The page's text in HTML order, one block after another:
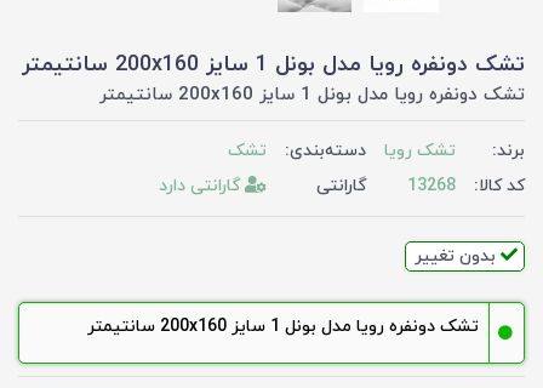
تشک دونفره رویا مدل بونل 1 سایز 200x160 سانتیمتر
تشک دونفره رویا مدل بونل 1 سایز 200x160 سانتیمتر
برند: تشک رویا دسته‌بندی:
تشک
کد کالا:
13268 گارانتی گارانتی دارد
بدون تغییر
تشک دونفره رویا مدل بونل 1 سایز 200x160 سانتیمتر